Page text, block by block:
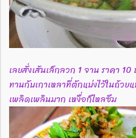
เลยสั่งเส้นเล็กลวก 1 จาน ราคา
ทานกับเกาเหลาที่ตักแบ่งไว้ในถ้วย
เพลิดเพลินมาก เหงื่อก็ไหลซึม